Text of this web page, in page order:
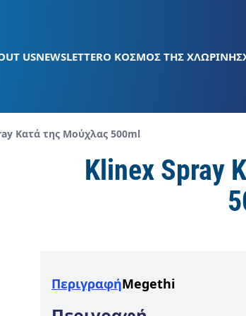
USNEWSLETTERΟ ΚΟΣΜΟΣ ΤΗΣ ΧΛΩΡΙΝΗΣ
Kατά της Μούχλας 500ml
Klinex Spray
ΠεριγραφήMegethi